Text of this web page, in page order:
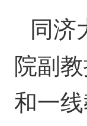
同济
院副
和一